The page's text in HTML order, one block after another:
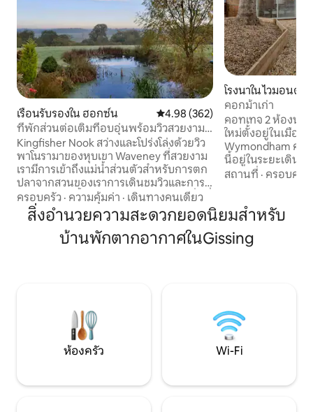
เรือนรับรองใน ฮอกซ์น คะแนนเฉลี่ย 4.98 จาก 5, 362 รีวิว
4.98 (362)
ที่พักส่วนต่อเติมที่อบอุ่นพร้อมวิวสวยงาม
ตกปลาและพายเรือคายัค
Kingfisher Nook สว่างและโปร่งโล่งด้วยวิว
พาโนรามาของหุบเขา Waveney ที่สวยงาม
เรามีการเข้าถึงแม่น้ำส่วนตัวสำหรับการตก
ปลาจากสวนของเราการเดินชมวิวและการขี่
จักรยานจากขั้นตอนประตูและผับท้องถิ่นที่
ยอดเยี่ยมภายใน 15 นาทีโดยการเดิน พาย
เรือคายัคเพื่อสำรวจสัตว์ป่าในแม่น้ำในท้อง
ถิ่นหรือจ้างอ่างน้ำร้อนใหม่ของเราเพื่อ
เพลิดเพลินกับพระอาทิตย์ตกเหนือหุบเขา
ท่องเที่ยวมากมาย
ครอบครัว · ความคุ้มค่า · เดินทางคนเดียว
โรงนาใน ไวมอนด์แ
คอกม้าเก่า
คอทเทจ 2 ห้องนอ
ใหม่ตั้งอยู่ในเมือง
Wymondham คอทเทจประวัติศาสตร์แห่ง
นี้อยู่ในระยะเดินถึ
อาหารและรองรับ
เดี่ยว ห้องน้ำหลัก
แบบเปิดโล่งที่กว้า
เยี่ยมในการสังสร
สถานที่ · ครอบครัว
สิ่งอำนวยความสะดวกยอดนิยมสำหรับ
บ้านพักตากอากาศในGissing
ห้องครัว Wi-Fi